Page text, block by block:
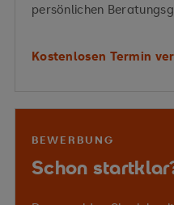
Schutzfaktoren
persönlichen
Kostenlosen Termin
BEWERBUNG
Schon